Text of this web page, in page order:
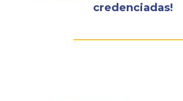
credenciadas!